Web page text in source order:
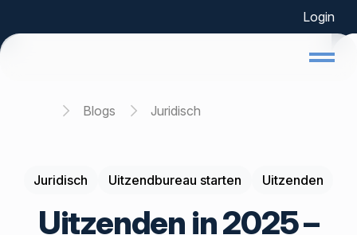
Login
Home Blogs Juridisch
Juridisch Uitzendbureau starten Uitzenden
Uitzenden in 2025 –